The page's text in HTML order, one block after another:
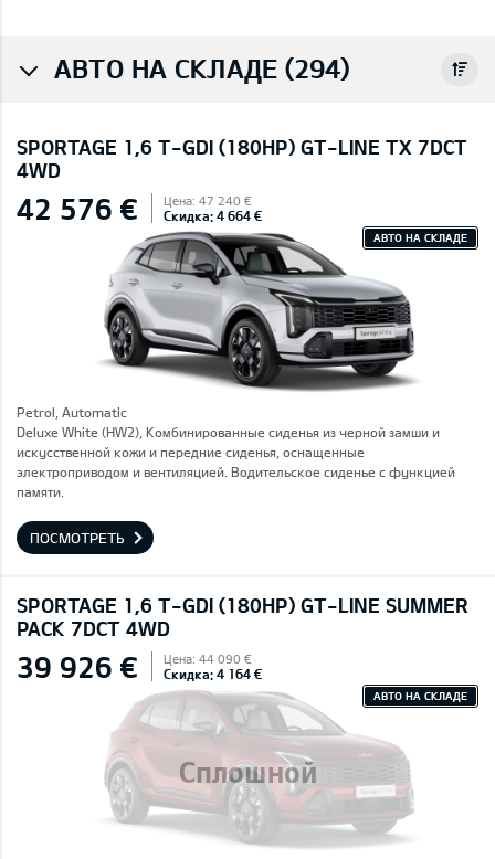
АВТО НА СКЛАДЕ (294)
SPORTAGE 1,6 T-GDI (180HP) GT-LINE TX 7DCT
4WD
42 576 € Цена: 47 240 €
Скидка: 4 664 €
АВТО НА СКЛАДЕ
Petrol, Automatic
Deluxe White (HW2), Комбинированные сиденья из черной замши и
искусственной кожи и передние сиденья, оснащенные
электроприводом и вентиляцией. Водительское сиденье с функцией
памяти.
ПОСМОТРЕТЬ
SPORTAGE 1,6 T-GDI (180HP) GT-LINE SUMMER
PACK 7DCT 4WD
Сплошной
39 926 € Цена: 44 090 €
Скидка: 4 164 €
АВТО НА СКЛАДЕ